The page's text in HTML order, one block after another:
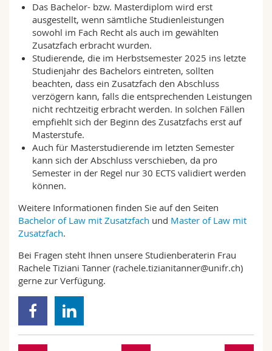
Das Bachelor- bzw. Masterdiplom wird erst
ausgestellt, wenn sämtliche Studienleistungen
sowohl im Fach Recht als auch im gewählten
Zusatzfach erbracht wurden.
Studierende, die im Herbstsemester 2025 ins letzte
Studienjahr des Bachelors eintreten, sollten
beachten, dass ein Zusatzfach den Abschluss
verzögern kann, falls die entsprechenden Leistungen
nicht rechtzeitig erbracht werden. In solchen Fällen
empfiehlt sich der Beginn des Zusatzfachs erst auf
Masterstufe.
Auch für Masterstudierende im letzten Semester
kann sich der Abschluss verschieben, da pro
Semester in der Regel nur 30 ECTS validiert werden
können.
Weitere Informationen finden Sie auf den Seiten
Bachelor of Law mit Zusatzfach und Master of Law mit
Zusatzfach.
Bei Fragen steht Ihnen unsere Studienberaterin Frau
Rachele Tiziani Tanner (rachele.tizianitanner@unifr.ch)
gerne zur Verfügung.